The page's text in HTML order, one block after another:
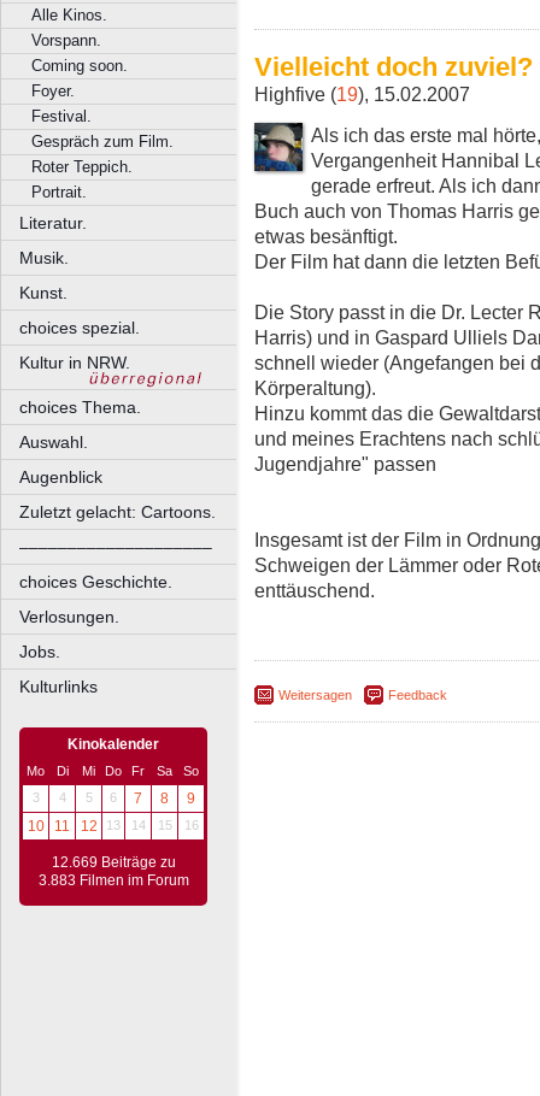
Alle Kinos.
Vorspann.
Coming soon.
Foyer.
Festival.
Gespräch zum Film.
Roter Teppich.
Portrait.
Literatur.
Musik.
Kunst.
choices spezial.
Kultur in NRW.
choices Thema.
Auswahl.
Augenblick
Zuletzt gelacht: Cartoons.
––––––––––––––––––––
choices Geschichte.
Verlosungen.
Jobs.
Kulturlinks
Kinokalender
Mo Di Mi Do Fr Sa
So
3
4 5 6 7 8
9
10
11 12 13 14 15 16
12.669 Beiträge zu
3.883 Filmen im Forum
Vielleicht doch zuviel?
Highfive (19), 15.02.2007
Als ich das erste mal
Vergangenheit Hannibal
gerade erfreut. Als ich
Buch auch von Thomas Harris
etwas besänftigt.
Der Film hat dann die letzten
Die Story passt in die Dr. Lecter
Harris) und in Gaspard Ulliels
schnell wieder (Angefangen bei
Körperaltung).
Hinzu kommt das die
und meines Erachtens nach
Jugendjahre" passen
Insgesamt ist der Film in
Schweigen der Lämmer oder
enttäuschend.
Weitersagen Feedback